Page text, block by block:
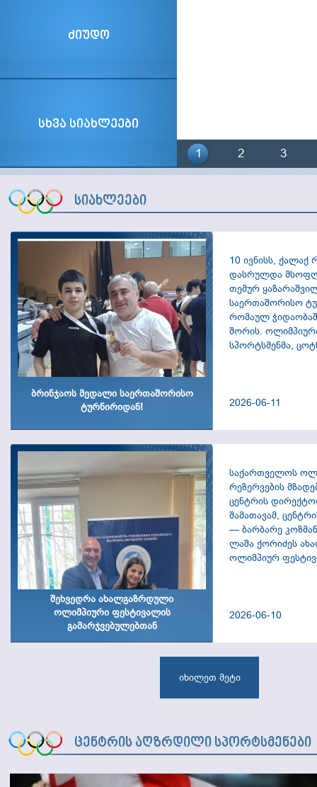
ძიუდო
სხვა სიახლეები
ძალოსნობა
1 2 3
სიახლეები
ბრინჯაოს მედალი საერთაშორისო
ტურნირიდან!
10 ივნისს, ქალაქ
დასრულდა
თემურ
საერთაშორისო
რომაულ
შორის. ოლიმპიური ცენტრის
სპორტსმენმა,
ვულოცავთ ცოტნეს
მნიშვნელოვან
მწვრთნ�...
2026-06-11
შეხვედრა ახალგაზრდული
ოლიმპიური ფესტივალის
გამარჯვებულებთან
საქართველოს
რეზერვების
ცენტრის
შამათავამ,
— ბარბარე
ლაშა ქორიძეს
ოლიმპიურ
სპორტულ
მოიპოვეს:
2026-06-10
იხილეთ მეტი
ცენტრის აღზრდილი სპორტსმენები